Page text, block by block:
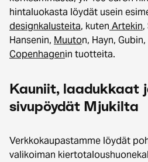
hintaluokasta löydät usein
designkalusteita, kuten Artekin,
Hansenin, Muuton, Hayn,
Copenhagenin tuotteita.
Kauniit, laadukkaat
sivupöydät Mjukilta
Verkkokaupastamme löydät
valikoiman